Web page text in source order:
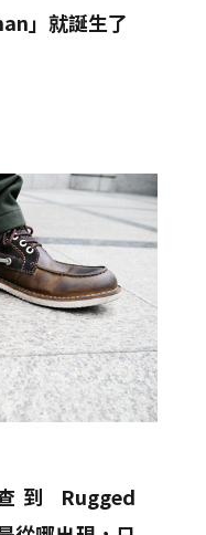
」就誕生了
到 Rugged